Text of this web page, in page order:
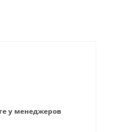
у менеджеров